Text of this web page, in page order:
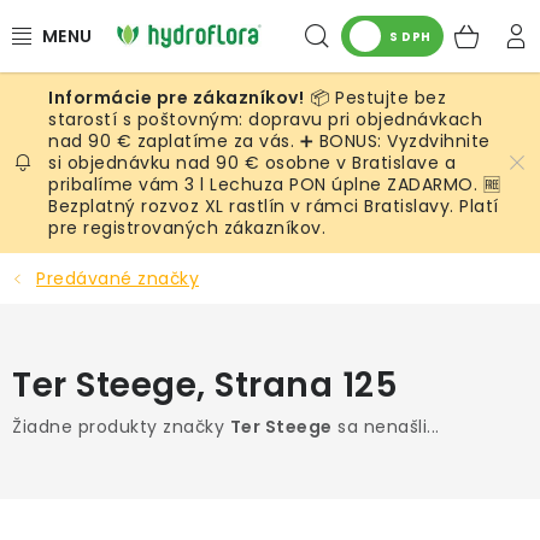
na
Hľadať
S DPH
RASTLINY
UMELÉ RASTLINY
KVETINÁČE
SUBSTRÁTY A PRÍSLUŠENSTVO
MACHY
📦 Pestujte bez
starostí s poštovným: dopravu pri objednávkach
nad 90 € zaplatíme za vás. ➕ BONUS: Vyzdvihnite
si objednávku nad 90 € osobne v Bratislave a
pribalíme vám 3 l Lechuza PON úplne ZADARMO. 🆓
Bezplatný rozvoz XL rastlín v rámci Bratislavy. Platí
pre registrovaných zákazníkov.
Predávané značky
Ter Steege, Strana 125
Žiadne produkty značky Ter Steege sa nenašli...